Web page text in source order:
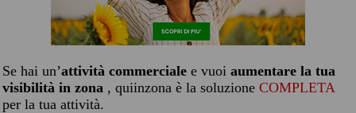
Se hai un’attività commerciale e vuoi aumentare la tua
visibilità in zona , quiinzona è la soluzione COMPLETA
per la tua attività.